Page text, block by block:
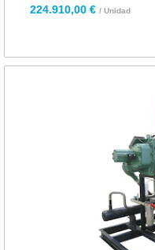
224.910,00 € / Unidad